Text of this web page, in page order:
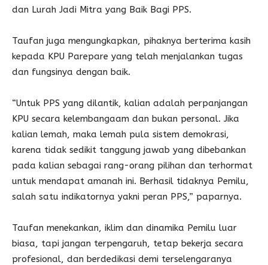
dan Lurah Jadi Mitra yang Baik Bagi PPS.
Taufan juga mengungkapkan, pihaknya berterima kasih
kepada KPU Parepare yang telah menjalankan tugas
dan fungsinya dengan baik.
“Untuk PPS yang dilantik, kalian adalah perpanjangan
KPU secara kelembangaam dan bukan personal. Jika
kalian lemah, maka lemah pula sistem demokrasi,
karena tidak sedikit tanggung jawab yang dibebankan
pada kalian sebagai rang-orang pilihan dan terhormat
untuk mendapat amanah ini. Berhasil tidaknya Pemilu,
salah satu indikatornya yakni peran PPS,” paparnya.
Taufan menekankan, iklim dan dinamika Pemilu luar
biasa, tapi jangan terpengaruh, tetap bekerja secara
profesional, dan berdedikasi demi terselengaranya